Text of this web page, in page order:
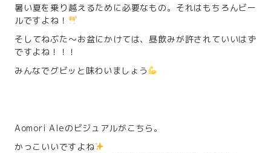
暑い夏を乗り越えるために必要なもの。それはもちろんビー
ルですよね！
そしてねぶた～お盆にかけては、昼飲みが許されていいはず
ですよね！！！
みんなでグビッと味わいましょう
Aomori Aleのビジュアルがこちら。
かっこいいですよね